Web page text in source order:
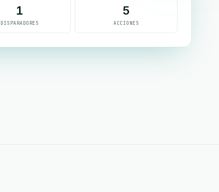
1
DISPARADORES
5
ACCIONES